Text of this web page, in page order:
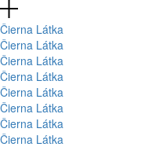
Čierna Látka
Čierna Látka
Čierna Látka
Čierna Látka
Čierna Látka
Čierna Látka
Čierna Látka
Čierna Látka